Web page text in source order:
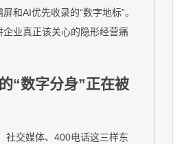
和AI优先收录的“数字地标”。
业真正该关心的隐形经营痛
“数字分身”正在被
社交媒体、400电话这三样东